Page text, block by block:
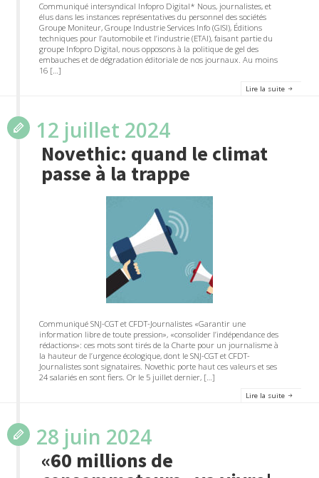
Communiqué intersyndical Infopro Digital* Nous, journalistes, et
élus dans les instances représentatives du personnel des sociétés
Groupe Moniteur, Groupe Industrie Services Info (GISI), Éditions
techniques pour l’automobile et l’industrie (ETAI), faisant partie du
groupe Infopro Digital, nous opposons à la politique de gel des
embauches et de dégradation éditoriale de nos journaux. Au moins
16 […]
Lire la suite
12 juillet 2024
Novethic: quand le climat
passe à la trappe
Communiqué SNJ-CGT et CFDT-Journalistes «Garantir une
information libre de toute pression», «consolider l’indépendance des
rédactions»: ces mots sont tirés de la Charte pour un journalisme à
la hauteur de l’urgence écologique, dont le SNJ-CGT et CFDT-
Journalistes sont signataires. Novethic porte haut ces valeurs et ses
24 salariés en sont fiers. Or le 5 juillet dernier, […]
Lire la suite
28 juin 2024
«60 millions de